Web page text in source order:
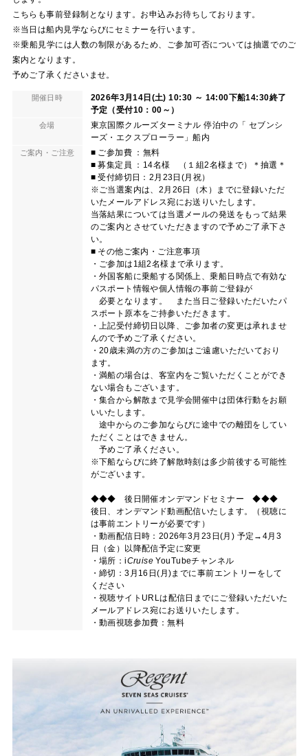
こちらも事前登録制となります。お申込みお待ちしております。
※当日は船内見学ならびにセミナーを行います。
※乗船見学には人数の制限があるため、ご参加可否については抽選でのご
案内となります。
予めご了承くださいませ。
開催日時
2026年3月14日(土) 10:30 ～ 14:00下船14:30終了
予定（受付10：00～）
会場
東京国際クルーズターミナル 停泊中の「 セブンシ
ーズ・エクスプローラー」船内
ご案内・ご注意
■ ご参加費 ：無料
■ 募集定員 ：14名様 （１組2名様まで）＊抽選＊
■ 受付締切日：2月23日(月祝）
※ご当選案内は、2月26日（木）までに登録いただ
いたメールアドレス宛にお送りいたします。
当落結果については当選メールの発送をもって結果
のご案内とさせていただきますので予めご了承下さ
い。
■ その他ご案内・ご注意事項
・ご参加は1組2名様まで承ります。
・外国客船に乗船する関係上、乗船日時点で有効な
パスポート情報や個人情報の事前ご登録が
必要となります。 また当日ご登録いただいたパ
スポート原本をご持参いただきます。
・上記受付締切日以降、ご参加者の変更は承れませ
んので予めご了承ください。
・20歳未満の方のご参加はご遠慮いただいており
ます。
・満船の場合は、客室内をご覧いただくことができ
ない場合もございます。
・集合から解散まで見学会開催中は団体行動をお願
いいたします。
途中からのご参加ならびに途中での離団をしてい
ただくことはできません。
予めご了承ください。
※下船ならびに終了解散時刻は多少前後する可能性
がございます。
◆◆◆ 後日開催オンデマンドセミナー ◆◆◆
後日、オンデマンド動画配信いたします。（視聴に
は事前エントリーが必要です）
・動画配信日時：2026年3月23日(月) 予定→4月3
日（金）以降配信予定に変更
・場所：iCruise YouTubeチャンネル
・締切：3月16日(月)までに事前エントリーをして
ください
・視聴サイトURLは配信日までにご登録いただいた
メールアドレス宛にお送りいたします。
・動画視聴参加費：無料